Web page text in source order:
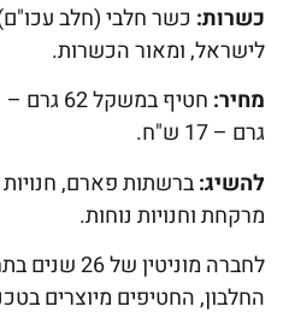
כשרות: כשר חלבי (חלב
לישראל, ומאור הכשרות.
מחיר:
גרם – 17 ש"ח.
להשיג:ברשתות פארם,
מרקחת וחנויות נוחות.
לחברה
החלבון, החטיפים מיוצרים